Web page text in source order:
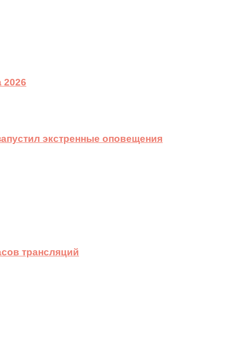
2026
экстренные оповещения
трансляций